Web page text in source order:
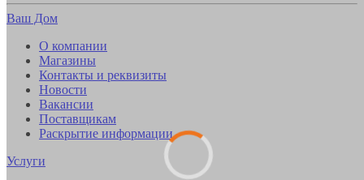
Ваш Дом
О компании
Магазины
Контакты и реквизиты
Новости
Вакансии
Поставщикам
Раскрытие информации
Услуги